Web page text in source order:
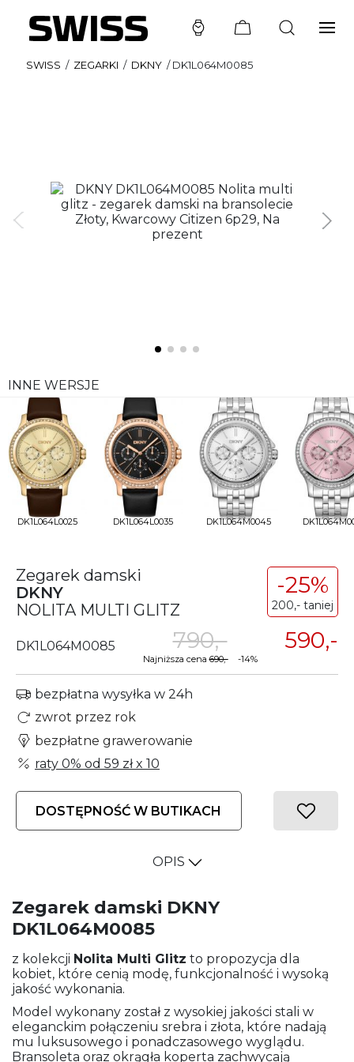
SWISS / ZEGARKI / DKNY /DK1L064M0085
INNE WERSJE
DK1L064L0025 DK1L064L0035 DK1L064M0045
Zegarek damski
DKNY
NOLITA MULTI GLITZ
-25%
200,- taniej
DK1L064M0085 590,-
790,-
Najniższa cena690,--14%
bezpłatna wysyłka w 24h
zwrot przez rok
bezpłatne grawerowanie
raty 0% od 59 złx 10
DOSTĘPNOŚĆ W BUTIKACH
OPIS
Zegarek damski DKNY
DK1L064M0085
z kolekcji Nolita Multi Glitz to propozycja dla
kobiet, które cenią modę, funkcjonalność i wysoką
jakość wykonania.
Model wykonany został z wysokiej jakości stali w
eleganckim połączeniu srebra i złota, które nadają
mu luksusowego i ponadczasowego wyglądu.
Bransoleta oraz okrągła koperta zachwycają